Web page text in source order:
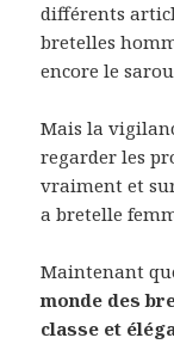
différents
bretelles
encore le
Mais la
regarder les
vraiment et
a bretelle
Maintenant
monde des
classe et